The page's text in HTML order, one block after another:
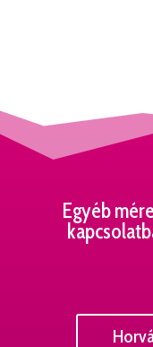
Egyéb